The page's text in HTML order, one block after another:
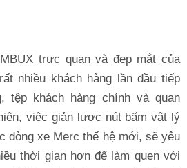
trực quan và đẹp mắt của
nhiều khách hàng lần đầu tiếp
tệp khách hàng chính và quan
việc giản lược nút bấm vật lý
dòng xe Merc thế hệ mới, sẽ yêu
thời gian hơn để làm quen với